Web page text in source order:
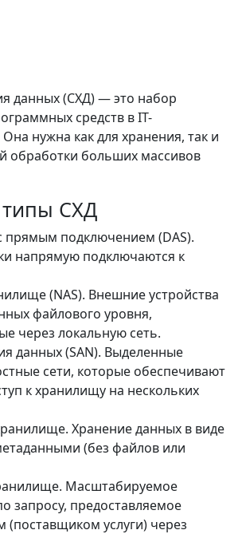
данных (СХД) — это набор
средств в IT-
нужна как для хранения, так и
обработки больших массивов
СХД
прямым подключением (DAS).
напрямую подключаются к
(NAS). Внешние устройства
файлового уровня,
через локальную сеть.
данных (SAN). Выделенные
сети, которые обеспечивают
к хранилищу на нескольких
Хранение данных в виде
(без файлов или
Масштабируемое
запросу, предоставляемое
(поставщиком услуги) через